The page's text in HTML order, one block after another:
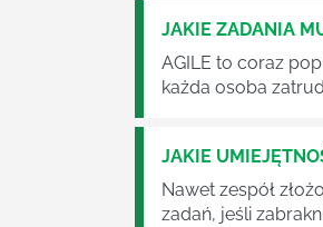
JAKIE ZADANIA
AGILE to coraz
każda osoba
JAKIE
Nawet zespół
zadań, jeśli